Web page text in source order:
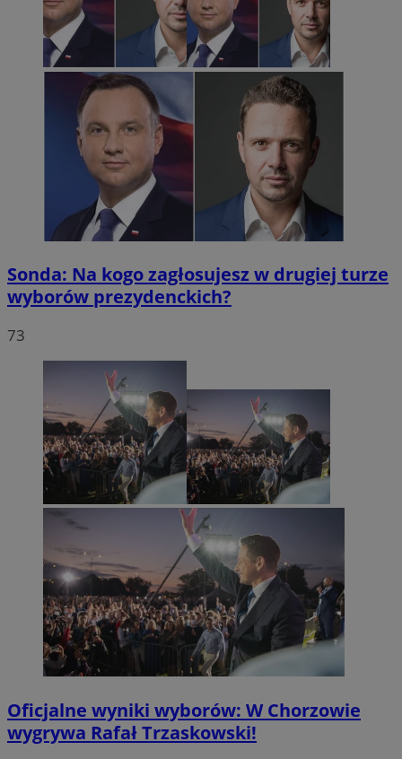
Sonda: Na kogo zagłosujesz w drugiej turze
wyborów prezydenckich?
73
Oficjalne wyniki wyborów: W Chorzowie
wygrywa Rafał Trzaskowski!